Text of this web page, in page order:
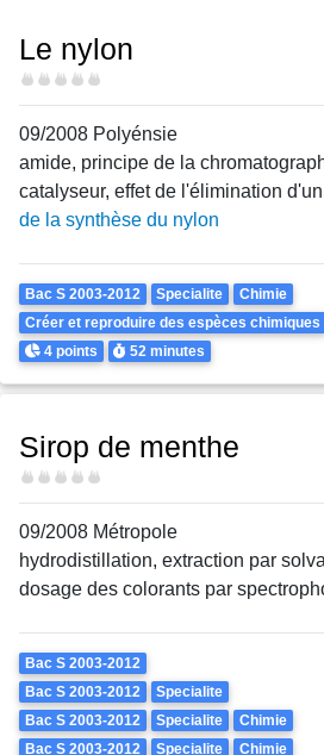
Le nylon
Difficulté
09/2008 Polyénsie
amide, principe de la
catalyseur, effet de l'élimination
de la synthèse du nylon
Theme
Bac S 2003-2012 Specialite
Chimie
Créer et reproduire des espèces chimiques
Points
4 points Durée
52 minutes
Sirop de menthe
Difficulté
09/2008 Métropole
hydrodistillation, extraction par
dosage des colorants par
Theme
Bac S 2003-2012
Bac S 2003-2012
Specialite
Bac S 2003-2012
Specialite
Chimie
Bac S 2003-2012
Specialite Chimie